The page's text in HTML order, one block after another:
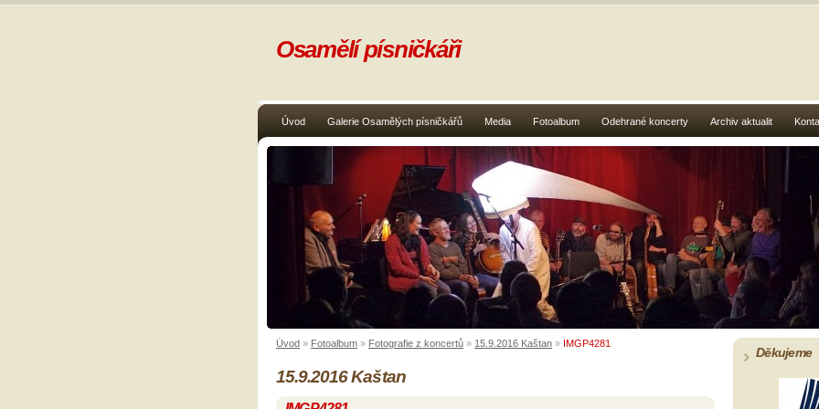
Úvod Galerie Osamělých písničkářů Media Fotoalbum Odehrané koncerty Archiv aktualit
Osamělí písničkáři
Úvod » Fotoalbum » Fotografie z koncertů » 15.9.2016 Kaštan » IMGP4281
15.9.2016 Kaštan
Děkujeme